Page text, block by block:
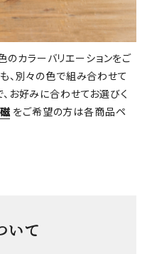
カラーバリエーションをご
、別々の色で組み合わせて
お好みに合わせてお選びく
をご希望の方は各商品ペ
いて